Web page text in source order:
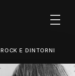
ROCK E DINTORNI